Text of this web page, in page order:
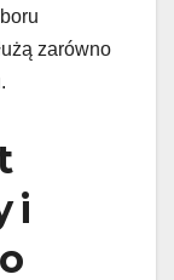
zarówno
i